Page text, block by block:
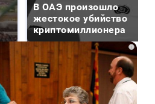
В ОАЭ произошло
жестокое убийство
криптомиллионера
i